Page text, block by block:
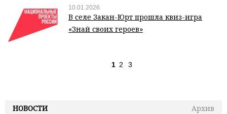
НОВОСТИ
Архив
10.01.2026
В селе Закан-Юрт прошла квиз-игра
«Знай своих героев»
1 2 3